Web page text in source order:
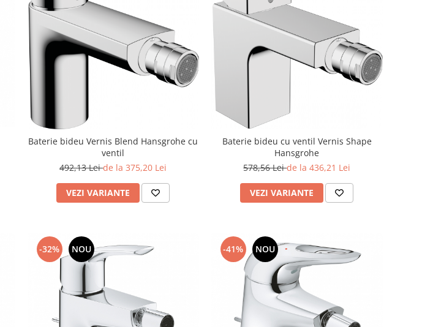
Baterie bideu Vernis Blend Hansgrohe cu
ventil
492,13 Leide la 375,20 Lei
VEZI VARIANTE
Baterie bideu cu ventil Vernis Shape
Hansgrohe
578,56 Leide la 436,21 Lei
VEZI VARIANTE
-32% NOU -41% NOU